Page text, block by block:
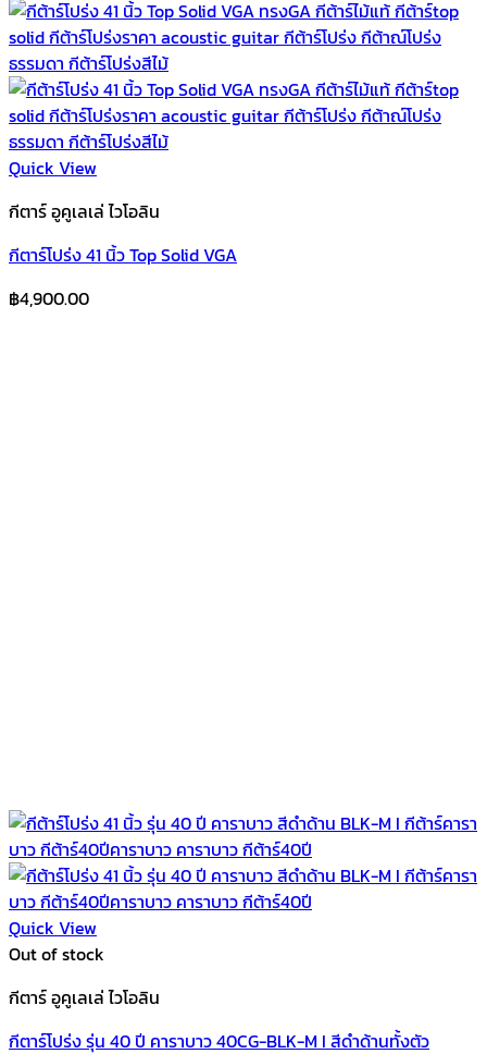
Quick View
กีตาร์ อูคูเลเล่ ไวโอลิน
กีตาร์โปร่ง 41 นิ้ว Top Solid VGA
฿4,900.00
Quick View
Out of stock
กีตาร์ อูคูเลเล่ ไวโอลิน
กีตาร์โปร่ง รุ่น 40 ปี คาราบาว 40CG-BLK-M I สีดำด้านทั้งตัว